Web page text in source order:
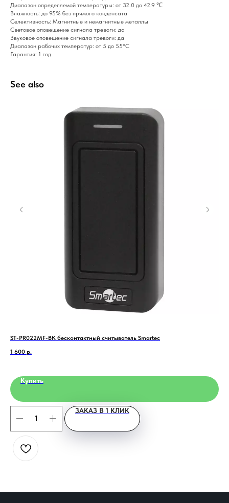
Диапазон определяемой температуры: от 32.0 до 42.9 ℃
Влажность: до 95% без прямого конденсата
Селективность: Магнитные и немагнитные металлы
Световое оповещение сигнала тревоги: да
Звуковое оповещение сигнала тревоги: да
Диапазон рабочих температур: от 5 до 55°С
Гарантия: 1 год
See also
ST-PR022MF-BK бесконтактный считыватель Smartec
1 600 р.
Купить
ЗАКАЗ В 1 КЛИК